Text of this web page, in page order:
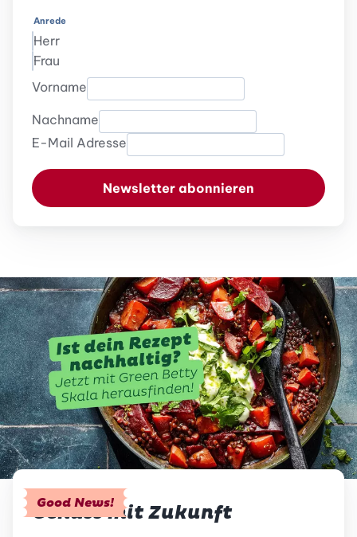
Anrede
Herr
Frau
Vorname
Nachname
E-Mail Adresse
Newsletter abonnieren
Good News!
Genuss mit Zukunft